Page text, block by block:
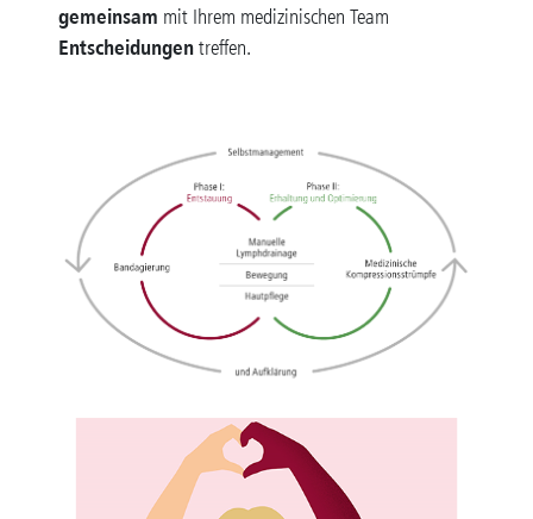
gemeinsam mit Ihrem medizinischen Team
Entscheidungentreffen.